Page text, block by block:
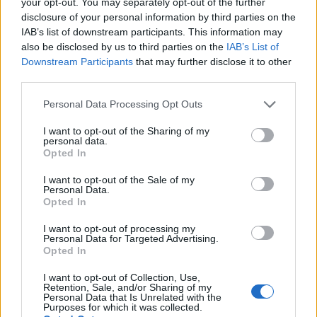
disclosure of your personal information by third parties on the
IAB’s list of downstream participants. This information may
also be disclosed by us to third parties on the IAB’s List of
Downstream Participants that may further disclose it to other
Personal Data Processing Opt Outs
I want to opt-out of the Sharing of my
personal data.
Opted In
I want to opt-out of the Sale of my
Personal Data.
Opted In
I want to opt-out of processing my
Personal Data for Targeted Advertising.
Opted In
I want to opt-out of Collection, Use,
Retention, Sale, and/or Sharing of my
Personal Data that Is Unrelated with the
Purposes for which it was collected.
Székely Sport
készült a Farul ellen az FK
Sándor Ella: Na, indíts, s
menjünk!